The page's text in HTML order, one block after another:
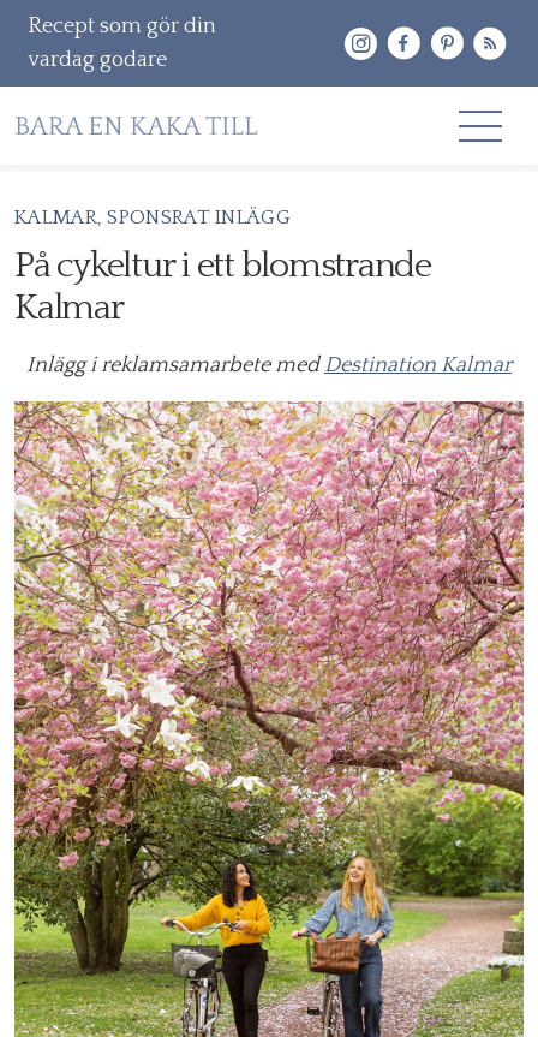
Recept som gör din
vardag godare
Gå
till
innehåll
RECEPT
OM MIG
Sök
efter:
KALMAR SPONSRAT INLÄGG
På cykeltur i ett blomstrande
Kalmar
Inlägg i reklamsamarbete med Destination Kalmar